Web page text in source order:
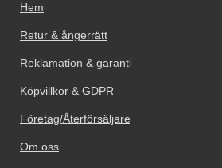
Hem
Retur & ångerrätt
Reklamation & garanti
Köpvillkor & GDPR
Företag/Återförsäljare
Om oss